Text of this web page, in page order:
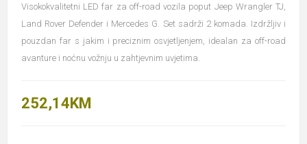
Visokokvalitetni LED far za off-road vozila poput Jeep Wrangler TJ,
Land Rover Defender i Mercedes G. Set sadrži 2 komada. Izdržljiv i
pouzdan far s jakim i preciznim osvjetljenjem, idealan za off-road
avanture i noćnu vožnju u zahtjevnim uvjetima.
252,14KM